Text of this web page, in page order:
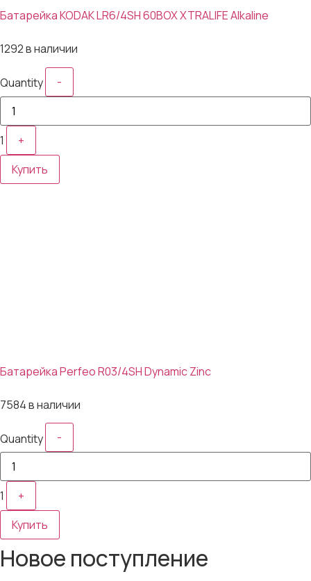
Батарейка KODAK LR6/4SH 60BOX XTRALIFE Alkaline
1292 в наличии
Quantity -
1
+
Купить
Батарейка Perfeo R03/4SH Dynamic Zinc
7584 в наличии
Quantity -
1
+
Купить
Новое поступление